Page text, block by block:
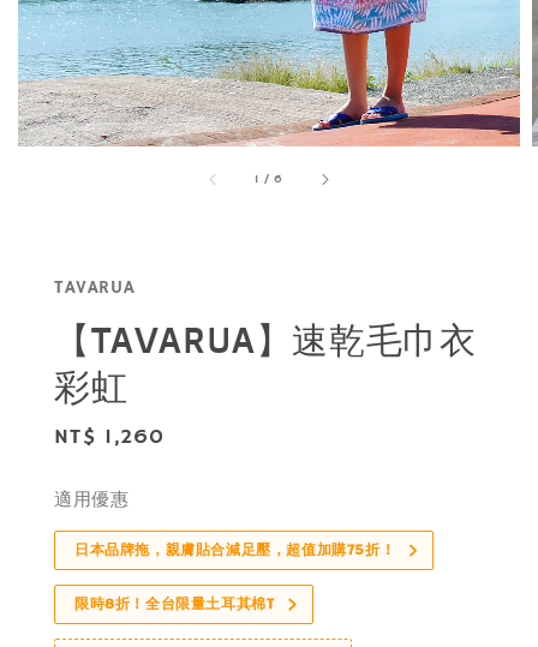
1 /6
TAVARUA
【TAVARUA】速乾毛巾衣
彩虹
Regular
NT$ 1,260
適用優惠
日本品牌拖，親膚貼合減足壓，超值加購75折！
限時8折！全台限量土耳其棉T